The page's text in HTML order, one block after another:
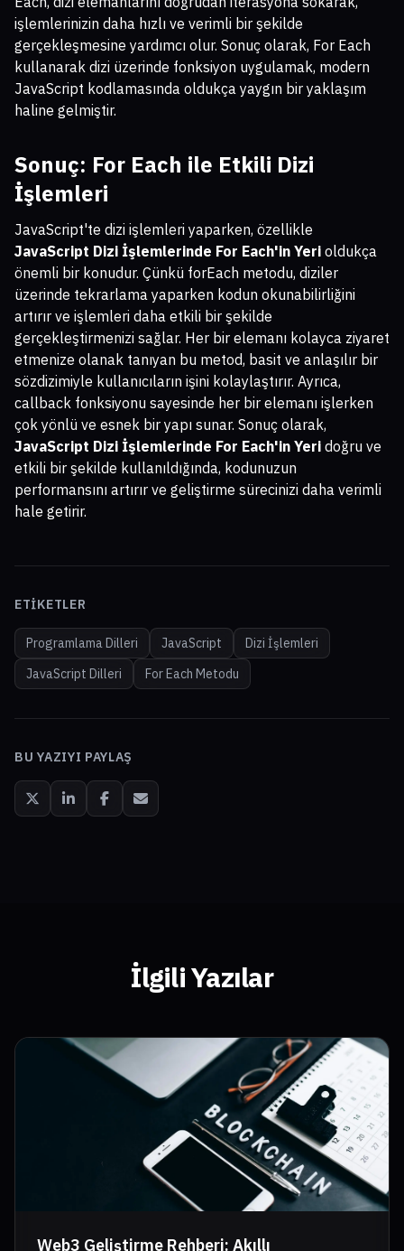
işlemlerinizin daha hızlı ve verimli bir şekilde
gerçekleşmesine yardımcı olur. Sonuç olarak, For Each
kullanarak dizi üzerinde fonksiyon uygulamak, modern
JavaScript kodlamasında oldukça yaygın bir yaklaşım
haline gelmiştir.
Sonuç: For Each ile Etkili Dizi
İşlemleri
JavaScript'te dizi işlemleri yaparken, özellikle
JavaScript Dizi İşlemlerinde For Each'in Yeri oldukça
önemli bir konudur. Çünkü forEach metodu, diziler
üzerinde tekrarlama yaparken kodun okunabilirliğini
artırır ve işlemleri daha etkili bir şekilde
gerçekleştirmenizi sağlar. Her bir elemanı kolayca ziyaret
etmenize olanak tanıyan bu metod, basit ve anlaşılır bir
sözdizimiyle kullanıcıların işini kolaylaştırır. Ayrıca,
callback fonksiyonu sayesinde her bir elemanı işlerken
çok yönlü ve esnek bir yapı sunar. Sonuç olarak,
JavaScript Dizi İşlemlerinde For Each'in Yeri doğru ve
etkili bir şekilde kullanıldığında, kodunuzun
performansını artırır ve geliştirme sürecinizi daha verimli
hale getirir.
ETIKETLER
Programlama Dilleri JavaScript
Dizi İşlemleri
JavaScript Dilleri
For Each Metodu
BU YAZIYI PAYLAŞ
İlgili Yazılar
Web3 Geliştirme Rehberi: Akıllı